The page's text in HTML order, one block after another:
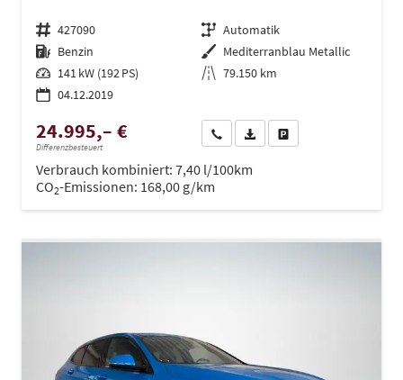
Fahrzeugnr. 427090 Getriebe Automatik
Kraftstoff Benzin Außenfarbe Mediterranblau Metallic
Leistung 141 kW (192 PS) Kilometerstand 79.150 km
04.12.2019
24.995,– €
Differenzbesteuert
Wir rufen Sie anPDF-Datei, Fahrzeugexposé
Verbrauch kombiniert: 7,40 l/100km
CO2-Emissionen: 168,00 g/km